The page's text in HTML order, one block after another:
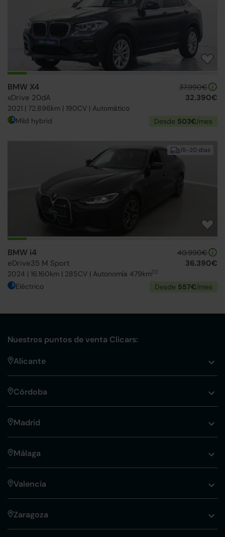
BMW X4
xDrive 20dA
2021 | 72.896km | 190CV | Automático
37.990€
32.390€
Mild hybrid Desde 503€/mes
15-20 días
BMW i4
eDrive35 M Sport
2024 | 16.160km | 285CV | Autonomía 479km(1)
40.990€
36.390€
Eléctrico Desde 557€/mes
Nuestros puntos de venta Clicars:
Alicante
Córdoba
Madrid
Málaga
Valencia
Zaragoza